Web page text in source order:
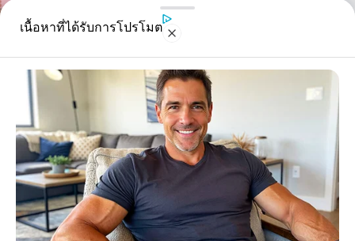
เนื้อหาที่ได้รับการโปรโมต